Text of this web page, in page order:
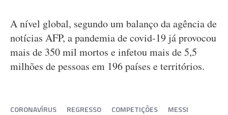
A nível global, segundo um balanço da agência de
notícias AFP, a pandemia de covid-19 já provocou
mais de 350 mil mortos e infetou mais de 5,5
milhões de pessoas em 196 países e territórios.
CORONAVÍRUS REGRESSO COMPETIÇÕES MESSI